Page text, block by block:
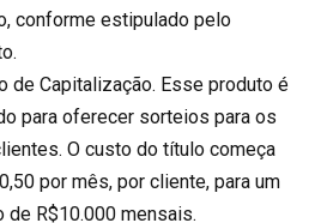
conforme estipulado pelo
de Capitalização. Esse produto é
para oferecer sorteios para os
O custo do título começa
por mês, por cliente, para um
de R$10.000 mensais.